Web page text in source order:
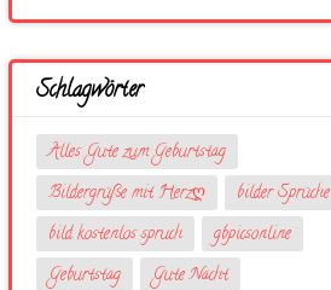
Schlagwörter
Alles Gute zum Geburtstag
Bildergrüße mit Herzღ
bilder Sprüche
bild kostenlos spruch
gbpicsonline
Geburtstag
Gute Nacht